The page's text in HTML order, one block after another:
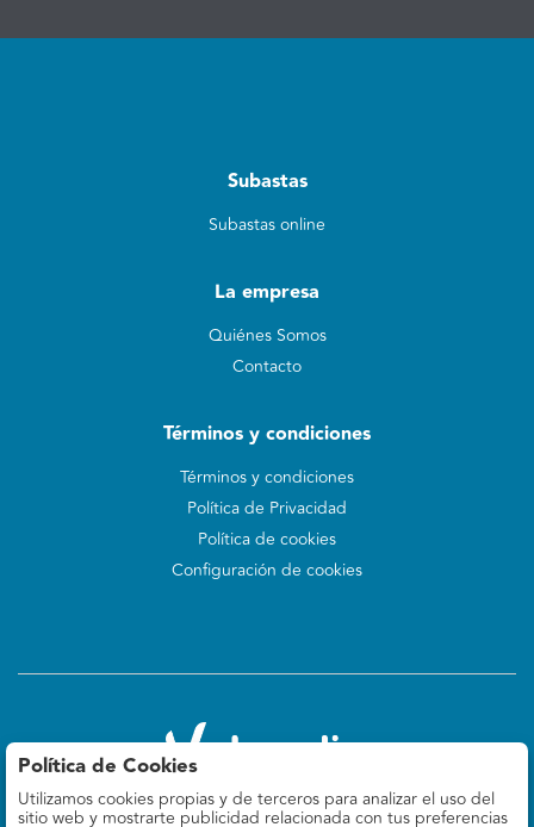
Subastas
Subastas online
La empresa
Quiénes Somos
Contacto
Términos y condiciones
Términos y condiciones
Política de Privacidad
Política de cookies
Configuración de cookies
Valoralia
Política de Cookies
Utilizamos cookies propias y de terceros para analizar el uso del
sitio web y mostrarte publicidad relacionada con tus preferencias